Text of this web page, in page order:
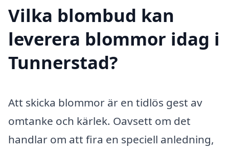
Vilka blombud kan
leverera blommor idag i
Tunnerstad?
Att skicka blommor är en tidlös gest av
omtanke och kärlek. Oavsett om det
handlar om att fira en speciell anledning,